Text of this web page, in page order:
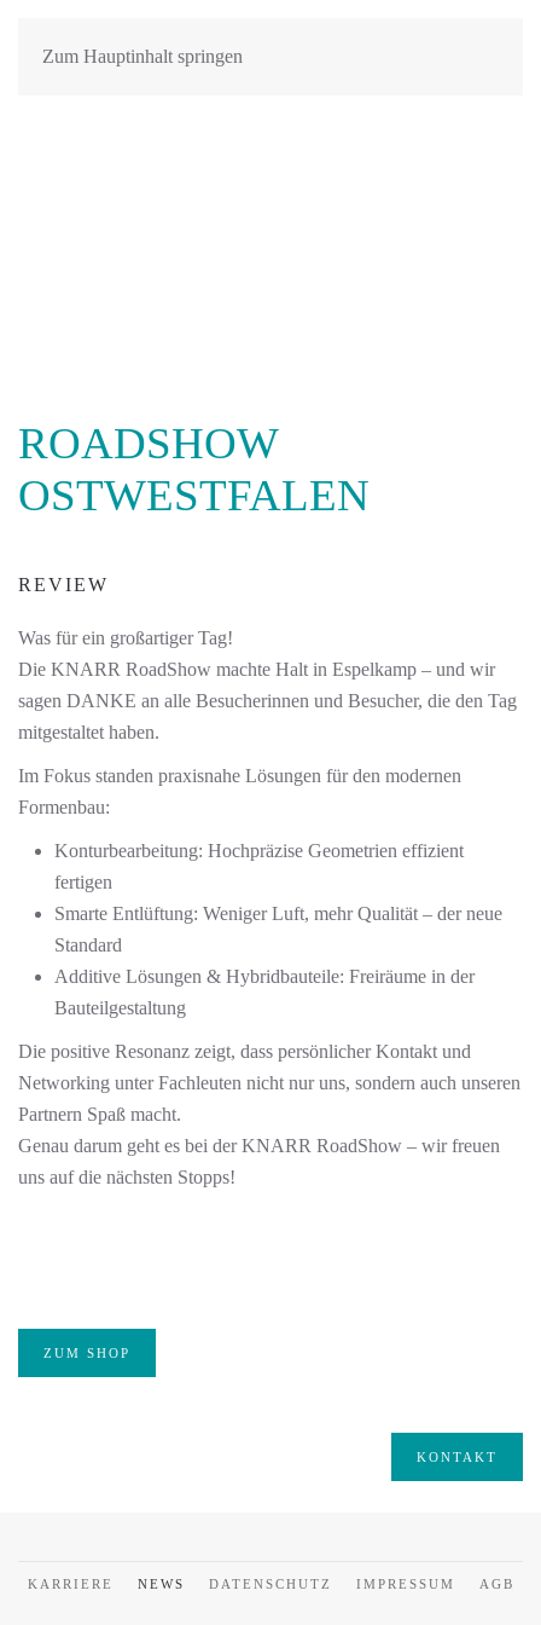
Zum Hauptinhalt springen
ROADSHOW
OSTWESTFALEN
REVIEW
Was für ein großartiger Tag!
Die KNARR RoadShow machte Halt in Espelkamp – und wir
sagen DANKE an alle Besucherinnen und Besucher, die den Tag
mitgestaltet haben.
Im Fokus standen praxisnahe Lösungen für den modernen
Formenbau:
Konturbearbeitung: Hochpräzise Geometrien effizient
fertigen
Smarte Entlüftung: Weniger Luft, mehr Qualität – der neue
Standard
Additive Lösungen & Hybridbauteile: Freiräume in der
Bauteilgestaltung
Die positive Resonanz zeigt, dass persönlicher Kontakt und
Networking unter Fachleuten nicht nur uns, sondern auch unseren
Partnern Spaß macht.
Genau darum geht es bei der KNARR RoadShow – wir freuen
uns auf die nächsten Stopps!
ZUM SHOP
KONTAKT
KARRIERE NEWS DATENSCHUTZ IMPRESSUM AGB